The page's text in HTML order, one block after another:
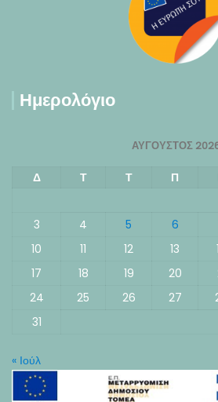
Ημερολόγιο
ΑΎΓΟΥΣΤΟΣ
Δ Τ Τ Π
3
4 5 6
10
11 12 13
17
18 19 20
24
25 26 27
31
« Ιούλ